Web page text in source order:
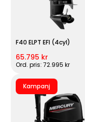
F40 ELPT EFI (4cyl)
65.795 kr
Ord. pris: 72.995 kr
Kampanj